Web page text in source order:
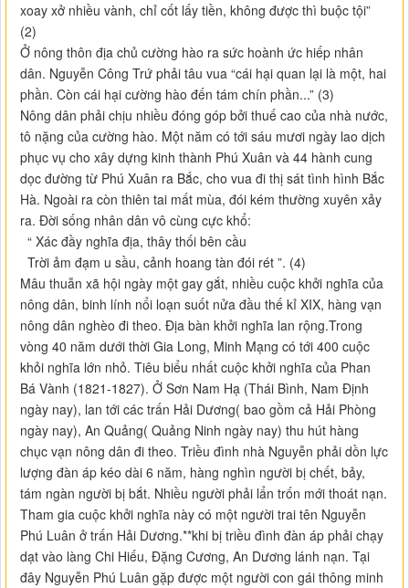
xoay xở nhiều vành, chỉ cốt lấy tiền, không được thì buộc tội”
(2)
Ở nông thôn địa chủ cường hào ra sức hoành ức hiếp nhân
dân. Nguyễn Công Trứ phải tâu vua “cái hại quan lại là một, hai
phần. Còn cái hại cường hào đến tám chín phần...” (3)
Nông dân phải chịu nhiều đóng góp bởi thuế cao của nhà nước,
tô nặng của cường hào. Một năm có tới sáu mươi ngày lao dịch
phục vụ cho xây dựng kinh thành Phú Xuân và 44 hành cung
dọc đường từ Phú Xuân ra Bắc, cho vua đi thị sát tình hình Bắc
Hà. Ngoài ra còn thiên tai mất mùa, đói kém thường xuyên xảy
ra. Đời sống nhân dân vô cùng cực khổ:
“ Xác đầy nghĩa địa, thây thối bên cầu
Trời ảm đạm u sầu, cảnh hoang tàn đói rét ”. (4)
Mâu thuẫn xã hội ngày một gay gắt, nhiều cuộc khởi nghĩa của
nông dân, binh lính nổi loạn suốt nửa đầu thế kỉ XIX, hàng vạn
nông dân nghèo đi theo. Địa bàn khởi nghĩa lan rộng.Trong
vòng 40 năm dưới thời Gia Long, Minh Mạng có tới 400 cuộc
khỏi nghĩa lớn nhỏ. Tiêu biểu nhất cuộc khởi nghĩa của Phan
Bá Vành (1821-1827). Ở Sơn Nam Hạ (Thái Bình, Nam Định
ngày nay), lan tới các trấn Hải Dương( bao gồm cả Hải Phòng
ngày nay), An Quảng( Quảng Ninh ngày nay) thu hút hàng
chục vạn nông dân đi theo. Triều đình nhà Nguyễn phải dồn lực
lượng đàn áp kéo dài 6 năm, hàng nghìn người bị chết, bảy,
tám ngàn người bị bắt. Nhiều người phải lẩn trốn mới thoát nạn.
Tham gia cuộc khởi nghĩa này có một người trai tên Nguyễn
Phú Luân ở trấn Hải Dương.**khi bị triều đình đàn áp phải chạy
dạt vào làng Chi Hiếu, Đặng Cương, An Dương lánh nạn. Tại
đây Nguyễn Phú Luân gặp được một người con gái thông minh